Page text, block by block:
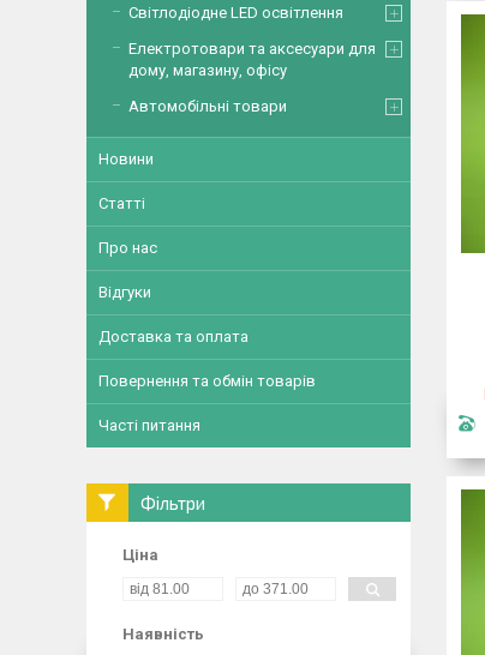
Світлодіодне LED освітлення
Електротовари та аксесуари для
дому, магазину, офісу
Автомобільні товари
Новини
Статті
Про нас
Відгуки
Доставка та оплата
Повернення та обмін товарів
Часті питання
Фільтри
Ціна
Наявність